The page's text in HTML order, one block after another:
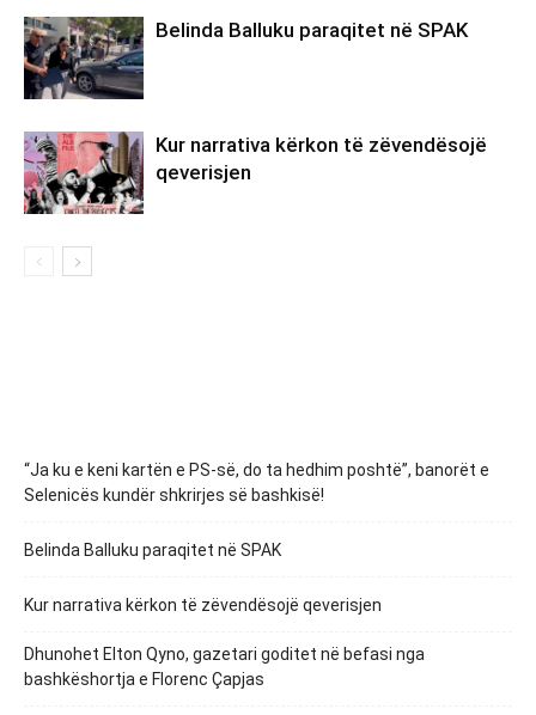
Belinda Balluku paraqitet në SPAK
Kur narrativa kërkon të zëvendësojë
qeverisjen
“Ja ku e keni kartën e PS-së, do ta hedhim poshtë”, banorët e
Selenicës kundër shkrirjes së bashkisë!
Belinda Balluku paraqitet në SPAK
Kur narrativa kërkon të zëvendësojë qeverisjen
Dhunohet Elton Qyno, gazetari goditet në befasi nga
bashkëshortja e Florenc Çapjas